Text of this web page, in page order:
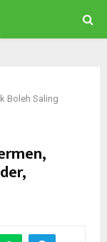
Boleh Saling